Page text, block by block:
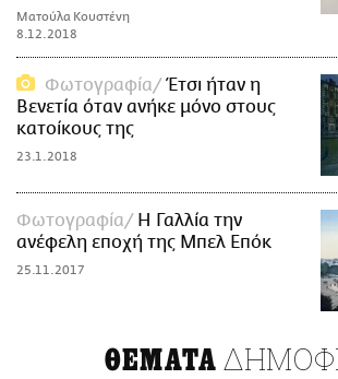
Ματούλα Κουστένη
8.12.2018
Φωτογραφία
Έτσι ήταν η
Βενετία όταν ανήκε μόνο στους
κατοίκους της
23.1.2018
Φωτογραφία
Η Γαλλία την
ανέφελη εποχή της Μπελ Επόκ
25.11.2017
ΘΕΜΑΤΑ